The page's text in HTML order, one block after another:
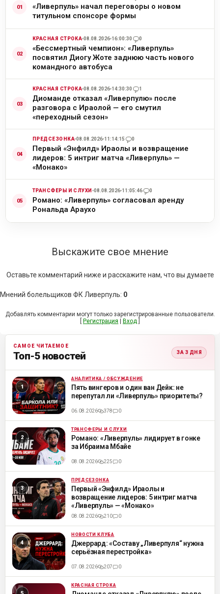
«Ливерпуль» начал переговоры о новом
титульном спонсоре формы
КРАСНАЯ СТРОКА 08.08.2026 16:00:30 0
«Бессмертный чемпион»: «Ливерпуль»
посвятил Диогу Жоте заднюю часть нового
командного автобуса
КРАСНАЯ СТРОКА 08.08.2026 14:30:30 1
Диоманде отказал «Ливерпулю» после
разговора с Ираолой — его смутил
«переходный сезон»
ПРЕДСЕЗОНКА 08.08.2026 11:14:15 0
Первый «Энфилд» Ираолы и возвращение
лидеров: 5 интриг матча «Ливерпуль» —
«Монако»
ТРАНСФЕРЫ И СЛУХИ 08.08.2026 11:05:46 0
Романо: «Ливерпуль» согласовал аренду
Рональда Араухо
Выскажите свое мнение
Оставьте комментарий ниже и расскажите нам, что вы думаете
Мнений болельщиков ФК Ливерпуль: 0
Добавлять комментарии могут только зарегистрированные пользователи.
Регистрация Вход
САМОЕ ЧИТАЕМОЕ
Топ-5 новостей ЗА 3 ДНЯ
ML АНАЛИТИКА / ОБСУЖДЕНИЕ
Пять вингеров и один ван Дейк: не
перепутал ли «Ливерпуль» приоритеты?
06.08.2026 378 0
ML ТРАНСФЕРЫ И СЛУХИ
Романо: «Ливерпуль» лидирует в гонке
за Ибраима Мбайе
08.08.2026 225 0
ML ПРЕДСЕЗОНКА
Первый «Энфилд» Ираолы и
возвращение лидеров: 5 интриг матча
«Ливерпуль» — «Монако»
08.08.2026 210 0
ML НОВОСТИ КЛУБА
Джеррард: «Составу „Ливерпуля“ нужна
серьёзная перестройка»
07.08.2026 207 0
ML КРАСНАЯ СТРОКА